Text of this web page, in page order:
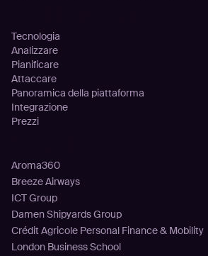
Tecnologia
Analizzare
Pianificare
Attaccare
Panoramica della piattaforma
Integrazione
Prezzi
Aroma360
Breeze Airways
ICT Group
Damen Shipyards Group
Crédit Agricole Personal Finance & Mobility
London Business School